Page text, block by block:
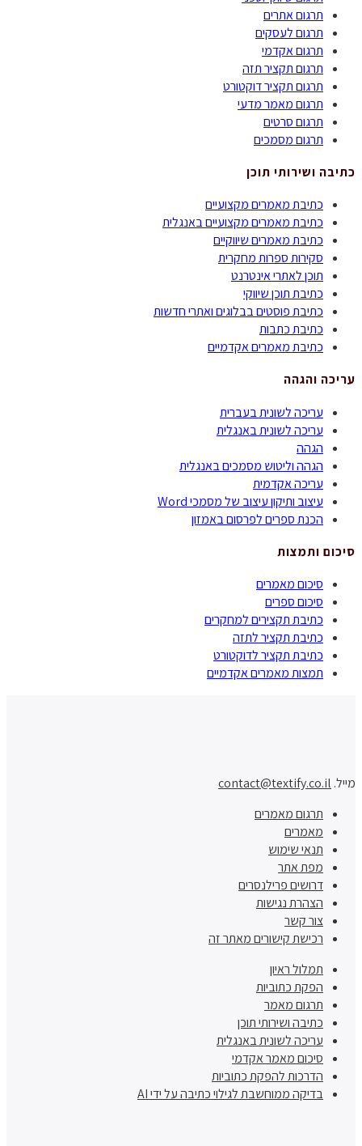
תרגום אתרים
תרגום לעסקים
תרגום אקדמי
תרגום תקציר תזה
תרגום תקציר דוקטורט
תרגום מאמר מדעי
תרגום סרטים
תרגום מסמכים
כתיבה ושירותי תוכן
כתיבת מאמרים מקצועיים
כתיבת מאמרים מקצועיים באנגלית
כתיבת מאמרים שיווקיים
סקירות ספרות מחקרית
תוכן לאתרי אינטרנט
כתיבת תוכן שיווקי
כתיבת פוסטים בבלוגים ואתרי חדשות
כתיבת כתבות
כתיבת מאמרים אקדמיים
עריכה והגהה
עריכה לשונית בעברית
עריכה לשונית באנגלית
הגהה
הגהה וליטוש מסמכים באנגלית
עריכה אקדמית
עיצוב ותיקון עיצוב של מסמכי Word
הכנת ספרים לפרסום באמזון
סיכום ותמצות
סיכום מאמרים
סיכום ספרים
כתיבת תקצירים למחקרים
כתיבת תקציר לתזה
כתיבת תקציר לדוקטורט
תמצות מאמרים אקדמיים
מייל. contact@textify.co.il
תרגום מאמרים
מאמרים
תנאי שימוש
מפת אתר
דרושים פרילנסרים
הצהרת נגישות
צור קשר
רכישת קישורים מאתר זה
תמלול ראיון
הפקת כתוביות
תרגום מאמר
כתיבה ושירותי תוכן
עריכה לשונית באנגלית
סיכום מאמר אקדמי
הדרכות להפקת כתוביות
בדיקה ממוחשבת לגילוי כתיבה על ידי AI